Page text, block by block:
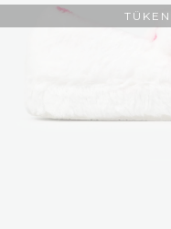
Kadın Ev
Ev ayakkabısı modelleri
görünüme sahip olur. Süet
çeşitlilik sunulur. Yani süet
alanda çok fazla tercih
ayakkabı ve terlikleri tercih